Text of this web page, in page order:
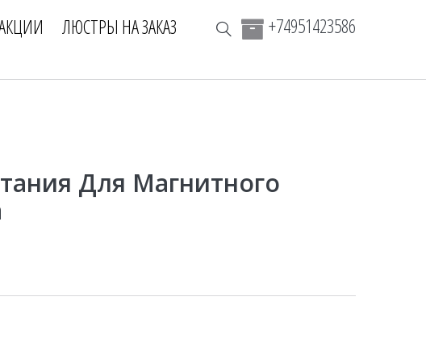
ЛЮСТРЫ НА ЗАКАЗ +74951423586
Для Магнитного